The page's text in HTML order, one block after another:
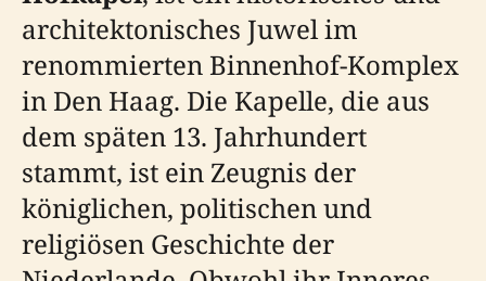
architektonisches Juwel im
renommierten Binnenhof-Komplex
in Den Haag. Die Kapelle, die aus
dem späten 13. Jahrhundert
stammt, ist ein Zeugnis der
königlichen, politischen und
religiösen Geschichte der